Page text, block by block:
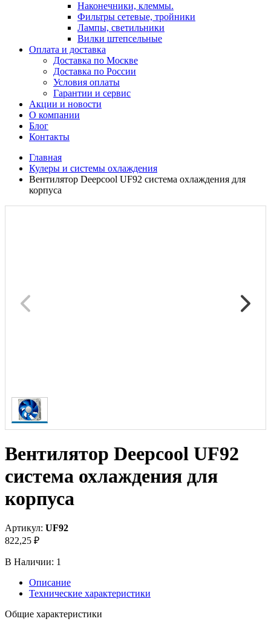
Наконечники, клеммы.
Фильтры сетевые, тройники
Лампы, светильники
Вилки штепсельные
Оплата и доставка
Доставка по Москве
Доставка по России
Условия оплаты
Гарантии и сервис
Акции и новости
О компании
Блог
Контакты
Главная
Кулеры и системы охлаждения
Вентилятор Deepcool UF92 система охлаждения для
корпуса
Вентилятор Deepcool UF92
система охлаждения для
корпуса
Артикул: UF92
822,25 ₽
В Наличии: 1
Описание
Технические характеристики
Общие характеристики